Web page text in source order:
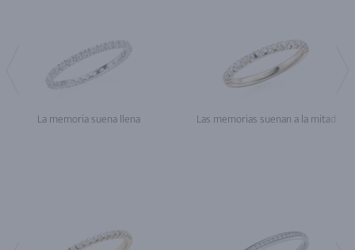
La memoria suena llena Las memorias suenan a la mitad